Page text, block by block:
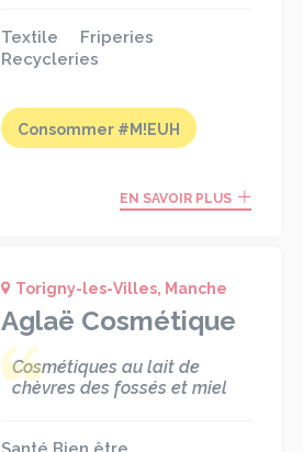
Textile
Friperies
Recycleries
Consommer #M!EUH
EN SAVOIR PLUS
Torigny-les-Villes, Manche
Aglaë Cosmétique
Cosmétiques au lait de
chèvres des fossés et miel